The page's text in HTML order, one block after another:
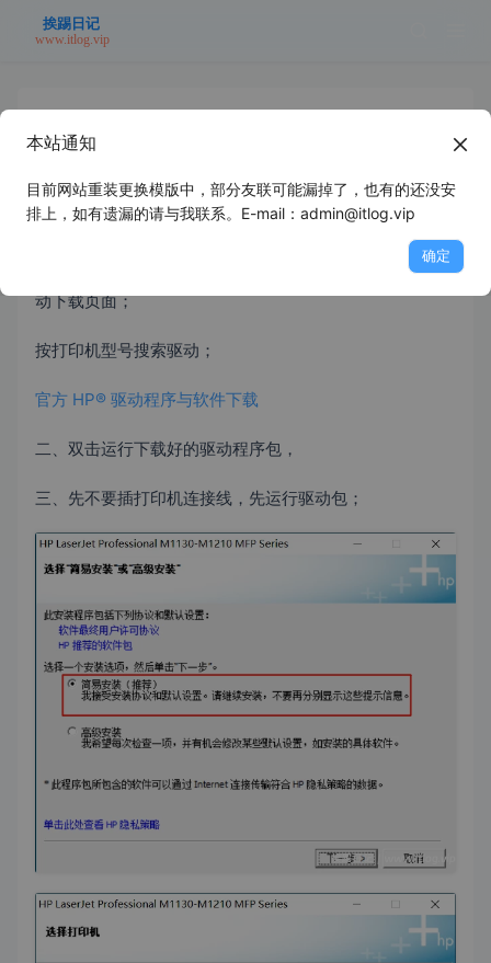
HP 1136驱动安装
2025年6月25日未分类浪里个浪
一、到HP官网下载驱动程序，以下链接即可跳转到HP驱
动下载页面；
按打印机型号搜索驱动；
官方 HP® 驱动程序与软件下载
二、双击运行下载好的驱动程序包，
三、先不要插打印机连接线，先运行驱动包；
本站通知
目前网站重装更换模版中，部分友联可能漏掉了，也有的还没安
排上，如有遗漏的请与我联系。E-mail：admin@itlog.vip
确定